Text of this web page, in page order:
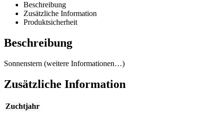
Beschreibung
Zusätzliche Information
Produktsicherheit
Beschreibung
Sonnenstern (weitere Informationen…)
Zusätzliche Information
Zuchtjahr